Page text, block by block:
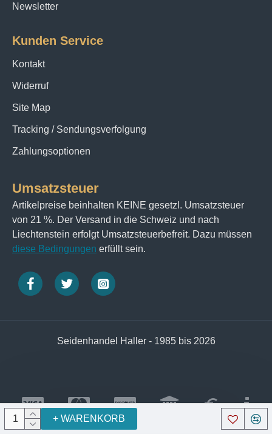
+ WARENKORB
Newsletter
Kunden Service
Kontakt
Widerruf
Site Map
Tracking / Sendungsverfolgung
Zahlungsoptionen
Umsatzsteuer
Artikelpreise beinhalten KEINE gesetzl. Umsatzsteuer
von 21 %. Der Versand in die Schweiz und nach
Liechtenstein erfolgt Umsatzsteuerbefreit. Dazu müssen
diese Bedingungen erfüllt sein.
Seidenhandel Haller - 1985 bis 2026